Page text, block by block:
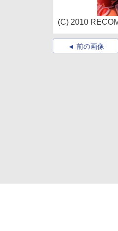
(C) 2010
前の画像